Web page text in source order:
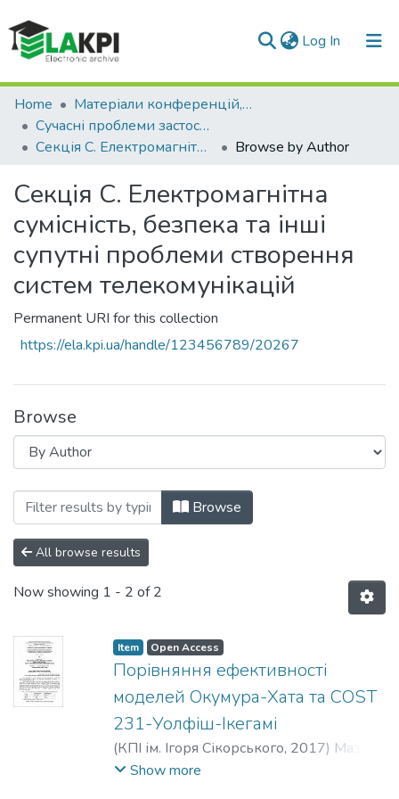
Log In (current)
Communities & Collections
All of DSpace
Home
Матеріали конференцій, семінарів і т.п.
Сучасні проблеми застосування електронних та інформаційних технологій в телекомунікаціях, телебаченні та цифровому кінематографі
Секція С. Електромагнітна сумісність, безпека та інші супутні проблеми створення систем телекомунікацій
Browse by Author
Секція С. Електромагнітна
сумісність, безпека та інші
супутні проблеми створення
систем телекомунікацій
Permanent URI for this collection
https://ela.kpi.ua/handle/123456789/20267
Browse
Browsing Секція С. Електромагнітна
Browse
All browse results
Now showing 1 - 2 of 2
Item Open Access
Порівняння ефективності
моделей Окумура-Хата та COST
231-Уолфіш-Ікегамі
(КПІ ім. Ігоря Сікорського, 2017) Мазін,
М. Ю.;Поляков, О. В.
Show more